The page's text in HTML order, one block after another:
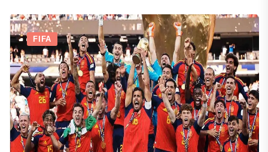
FIFA